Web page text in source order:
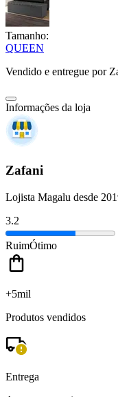
Tamanho:
QUEEN
Vendido e entregue por
Informações da loja
Zafani
Lojista Magalu desde
3.2
RuimÓtimo
+5mil
Produtos vendidos
Entrega